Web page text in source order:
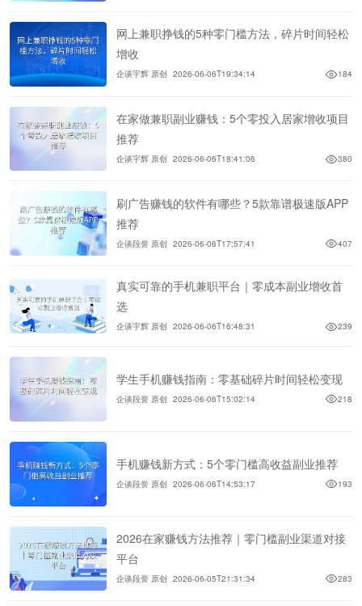
网上兼职挣钱的5种零门槛方法，碎片时间轻松
增收
企谈宇辉 原创 2026-06-06T19:34:14 184
在家做兼职副业赚钱：5个零投入居家增收项目
推荐
企谈宇辉 原创 2026-06-06T18:41:06 380
刷广告赚钱的软件有哪些？5款靠谱极速版APP
推荐
企谈段誉 原创 2026-06-06T17:57:41 407
真实可靠的手机兼职平台｜零成本副业增收首
选
企谈宇辉 原创 2026-06-06T16:48:31 239
学生手机赚钱指南：零基础碎片时间轻松变现
企谈段誉 原创 2026-06-06T15:02:14 218
手机赚钱新方式：5个零门槛高收益副业推荐
企谈段誉 原创 2026-06-06T14:53:17 193
2026在家赚钱方法推荐｜零门槛副业渠道对接
平台
企谈段誉 原创 2026-06-05T21:31:34 283